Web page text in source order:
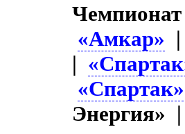
«Амкар» |
|
Энергия» |